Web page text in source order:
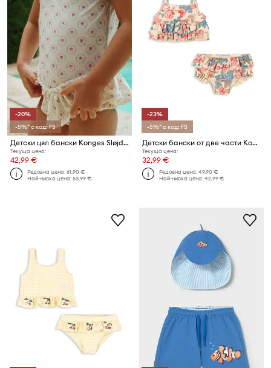
-20%
-5%* с код: FS
Детски цял бански Konges Sløjd MALTI SWIMSUIT GRS
Текуща цена:
42,99 €
Редовна цена:61,90 €
Най-ниска цена:53,99 €
-23%
-5%* с код: FS
Детски бански от две части Konges Sløjd MANUCA FRILL BIKINI GRS
Текуща цена:
32,99 €
Редовна цена:49,90 €
Най-ниска цена:42,99 €